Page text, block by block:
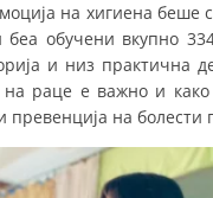
на хигиена беше
обучени вкупно
и низ практична
раце е важно и
превенција на